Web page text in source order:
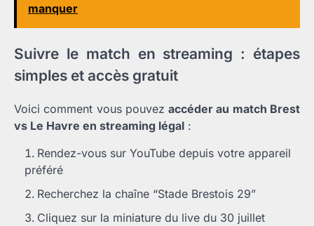
manquer
Suivre le match en streaming : étapes
simples et accès gratuit
Voici comment vous pouvezaccéder au match Brest
vs Le Havre en streaming légal :
Rendez-vous sur YouTube depuis votre appareil
préféré
Recherchez la chaîne “Stade Brestois 29”
Cliquez sur la miniature du live du 30 juillet